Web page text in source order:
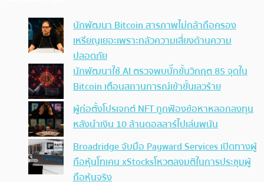
นักพัฒนา Bitcoin สารภาพไม่กล้าถือครอง
เหรียญเยอะเพราะกลัวความเสี่ยงด้านความ
ปลอดภัย
นักพัฒนาใช้ AI ตรวจพบบั๊กขั้นวิกฤต 85 จุดใน
Bitcoin เตือนสถานการณ์เข้าขั้นเลวร้าย
ผู้ก่อตั้งโปรเจกต์ NFT ถูกฟ้องข้อหาหลอกลงทุน
หลังนำเงิน 10 ล้านดอลลาร์ไปเล่นพนัน
Broadridge จับมือ Payward Services เปิดทางผู้
ถือหุ้นโทเคน xStocksโหวตลงมติในการประชุมผู้
ถือหุ้นจริง